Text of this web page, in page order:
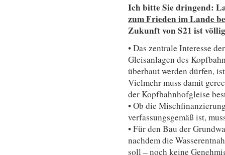
Ich bitte Sie dringend:
zum Frieden im Lande
Zukunft von S21 ist
• Das zentrale Interesse
Gleisanlagen des
überbaut werden dürfen,
Vielmehr muss damit
der Kopfbahnhofgleise
• Ob die
verfassungsgemäß ist,
• Für den Bau der
nachdem die
soll – noch keine